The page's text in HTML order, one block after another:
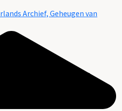
Archief, Geheugen van